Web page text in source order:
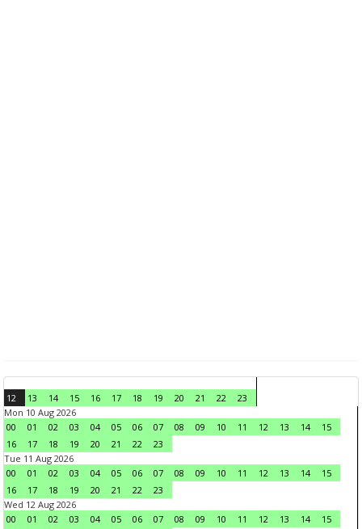
12 13 14 15 16 17 18 19 20 21 22
23
Mon 10 Aug 2026
00
01 02 03 04 05 06 07 08 09 10 11 12 13 14
15
16
17 18 19 20 21 22
23
Tue 11 Aug 2026
00
01 02 03 04 05 06 07 08 09 10 11 12 13 14
15
16
17 18 19 20 21 22
23
Wed 12 Aug 2026
00
01 02 03 04 05 06 07 08 09 10 11 12 13 14
15